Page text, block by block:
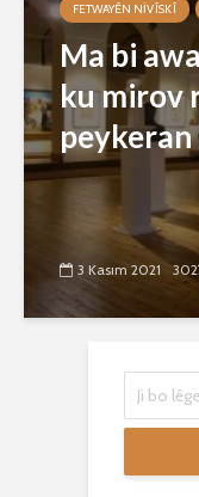
FETWAYÊN NIVÎSKÎ
Ma bi
ku mirov
peykeran
3 Kasım 2021